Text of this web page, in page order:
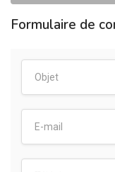
Formulaire de